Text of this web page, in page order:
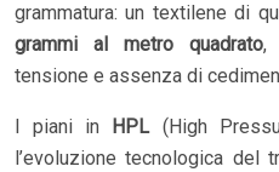
grammatura: un textilene di
grammi al metro quadrato,
tensione e assenza di
I piani in HPL(High
l’evoluzione tecnologica del